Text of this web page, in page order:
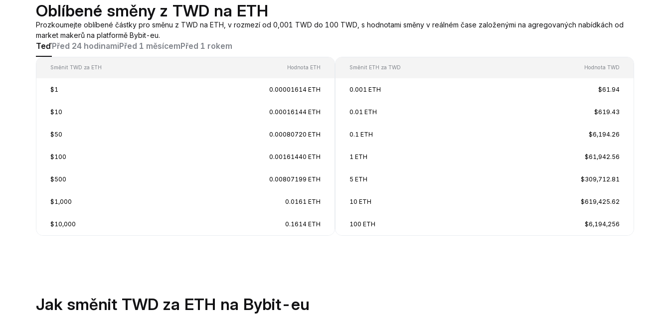
Oblíbené směny z TWD na ETH
Prozkoumejte oblíbené částky pro směnu z TWD na ETH, v rozmezí od 0,001 TWD do 100 TWD, s hodnotami směny v reálném čase založenými na agregovaných nabídkách od
market makerů na platformě Bybit-eu.
TeďPřed 24 hodinamiPřed 1 měsícemPřed 1 rokem
Směnit TWD za ETH Hodnota ETH
$1 0.00001614 ETH
$10 0.00016144 ETH
$50 0.00080720 ETH
$100 0.00161440 ETH
$500 0.00807199 ETH
$1,000 0.0161 ETH
$10,000 0.1614 ETH
Směnit ETH za TWD Hodnota TWD
0.001 ETH $61.94
0.01 ETH $619.43
0.1 ETH $6,194.26
1 ETH $61,942.56
5 ETH $309,712.81
10 ETH $619,425.62
100 ETH $6,194,256
Jak směnit TWD za ETH na Bybit-eu